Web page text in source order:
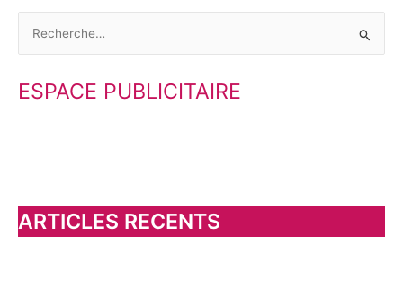
c
h
e
ESPACE PUBLICITAIRE
ARTICLES RECENTS